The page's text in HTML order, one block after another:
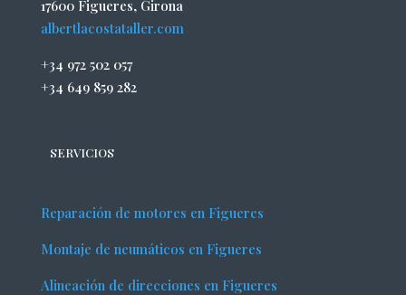
17600 Figueres, Girona
albertlacostataller.com
+34 972 502 057
+34 649 859 282
SERVICIOS
Reparación de motores en Figueres
Montaje de neumáticos en Figueres
Alineación de direcciones en Figueres